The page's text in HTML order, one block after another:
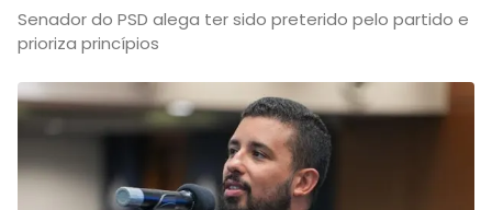
Senador do PSD alega ter sido preterido pelo partido e
prioriza princípios